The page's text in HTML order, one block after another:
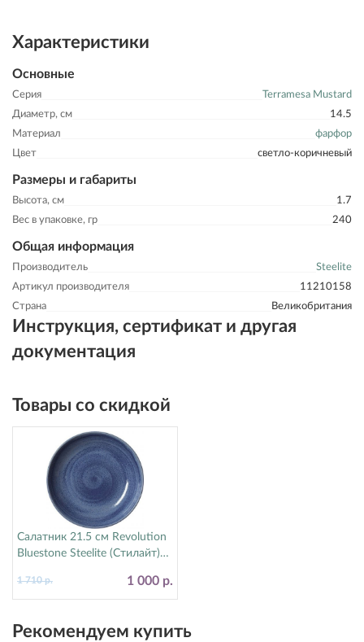
Характеристики
Основные
Серия
Terramesa Mustard
Диаметр, см
14.5
Материал
фарфор
Цвет
светло-коричневый
Размеры и габариты
Высота, см
1.7
Вес в упаковке, гр
240
Общая информация
Производитель
Steelite
Артикул производителя
11210158
Страна
Великобритания
Инструкция, сертификат и другая
документация
Товары со скидкой
Салатник 21.5 см Revolution
Bluestone Steelite (Стилайт)
1 000 р.
1 710 р.
Рекомендуем купить